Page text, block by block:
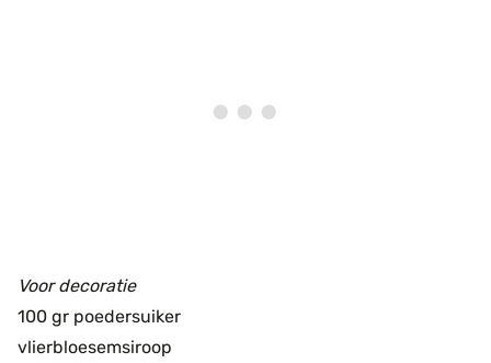
Voor decoratie
100 gr poedersuiker
vlierbloesemsiroop